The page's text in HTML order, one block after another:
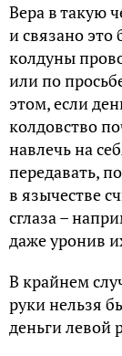
Вера в такую
и связано это
колдуны
или по
этом, если
колдовство
навлечь на
передавать,
в язычестве
сглаза –
даже уронив
В крайнем
руки нельзя
деньги левой